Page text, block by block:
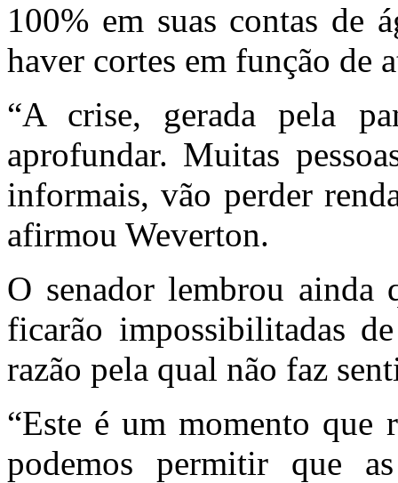
100% em suas contas de
haver cortes em função de
“A crise, gerada pela
aprofundar. Muitas
informais, vão perder
afirmou Weverton.
O senador lembrou ainda
ficarão impossibilitadas
razão pela qual não faz
“Este é um momento que
podemos permitir que